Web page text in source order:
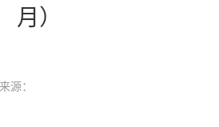
月）
源：